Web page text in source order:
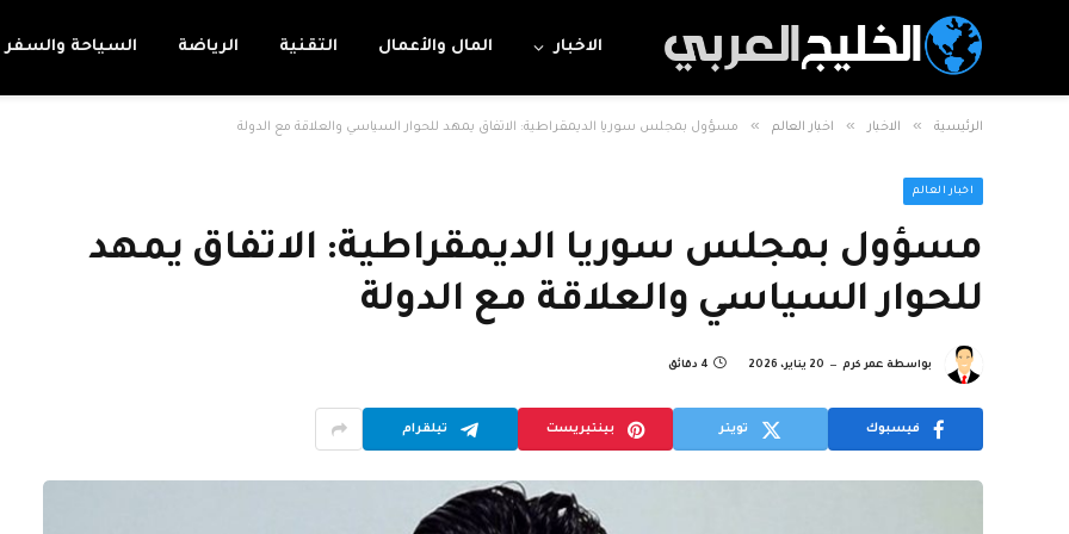
الاخبار المال والأعمال التقنية الرياضة السياحة والسفر
الرئيسية » الاخبار » اخبار العالم » مسؤول بمجلس سوريا الديمقراطية: الاتفاق يمهد للحوار السياسي والعلاقة مع الدولة
اخبار العالم
مسؤول بمجلس سوريا الديمقراطية: الاتفاق يمهد
للحوار السياسي والعلاقة مع الدولة
بواسطة عمر كرم 20 يناير، 2026 4 دقائق
فيسبوك تويتر بينتيريست تيلقرام